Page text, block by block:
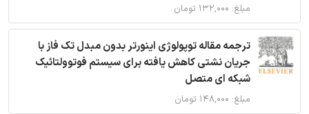
مبلغ: ۱۳۲,۰۰۰ تومان
ترجمه مقاله توپولوژی اینورتر بدون مبدل تک فاز با
جریان نشتی کاهش یافته برای سیستم فوتوولتائیک
شبکه ای متصل
مبلغ: ۱۴۸,۰۰۰ تومان